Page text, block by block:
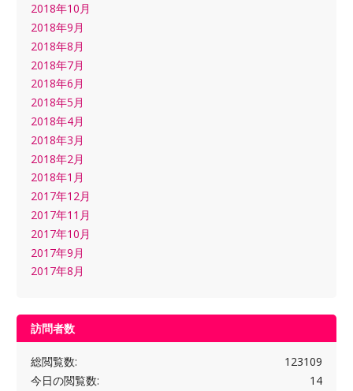
2018年10月
2018年9月
2018年8月
2018年7月
2018年6月
2018年5月
2018年4月
2018年3月
2018年2月
2018年1月
2017年12月
2017年11月
2017年10月
2017年9月
2017年8月
訪問者数
123109
総閲覧数:
14
今日の閲覧数: